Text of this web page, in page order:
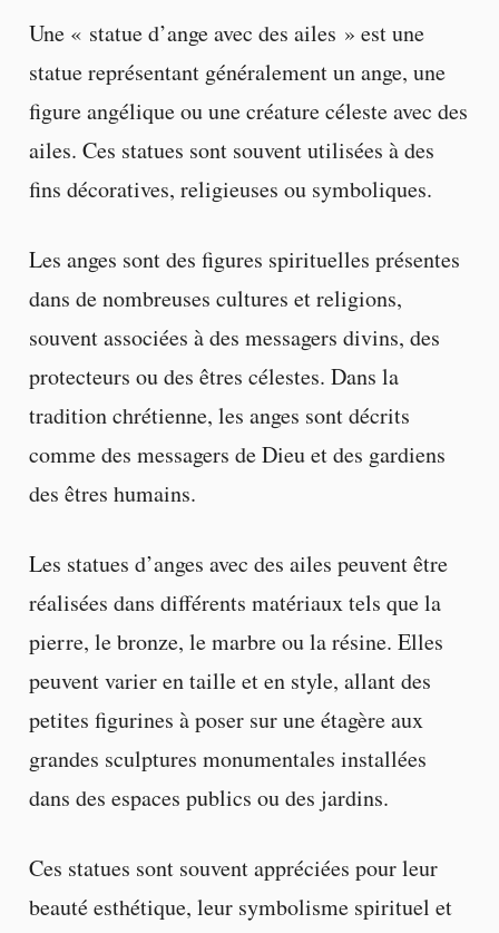
Une « statue d’ange avec des ailes » est une
statue représentant généralement un ange, une
figure angélique ou une créature céleste avec des
ailes. Ces statues sont souvent utilisées à des
fins décoratives, religieuses ou symboliques.
Les anges sont des figures spirituelles présentes
dans de nombreuses cultures et religions,
souvent associées à des messagers divins, des
protecteurs ou des êtres célestes. Dans la
tradition chrétienne, les anges sont décrits
comme des messagers de Dieu et des gardiens
des êtres humains.
Les statues d’anges avec des ailes peuvent être
réalisées dans différents matériaux tels que la
pierre, le bronze, le marbre ou la résine. Elles
peuvent varier en taille et en style, allant des
petites figurines à poser sur une étagère aux
grandes sculptures monumentales installées
dans des espaces publics ou des jardins.
Ces statues sont souvent appréciées pour leur
beauté esthétique, leur symbolisme spirituel et